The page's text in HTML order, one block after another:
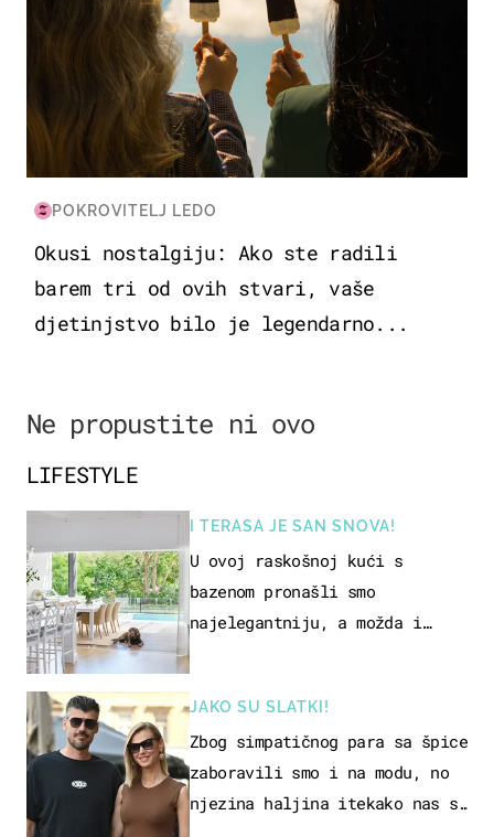
POKROVITELJ LEDO
Okusi nostalgiju: Ako ste radili
barem tri od ovih stvari, vaše
djetinjstvo bilo je legendarno...
Ne propustite ni ovo
LIFESTYLE
I TERASA JE SAN SNOVA!
U ovoj raskošnoj kući s
bazenom pronašli smo
najelegantniju, a možda i
JAKO SU SLATKI!
Zbog simpatičnog para sa špice
zaboravili smo i na modu, no
njezina haljina itekako nas se